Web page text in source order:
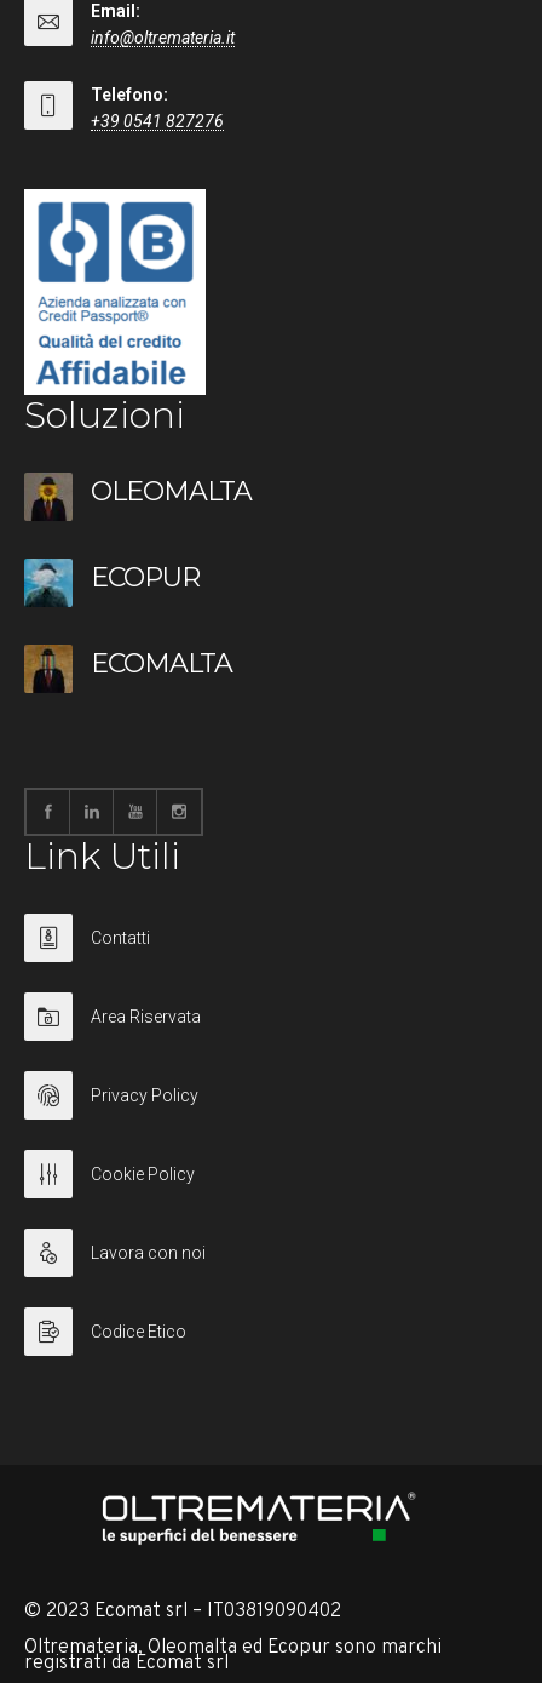
Email:
info@oltremateria.it
Telefono:
+39 0541 827276
Soluzioni
OLEOMALTA
ECOPUR
ECOMALTA
Link Utili
Contatti
Area Riservata
Privacy Policy
Cookie Policy
Lavora con noi
Codice Etico
© 2023 Ecomat srl – IT03819090402
Oltremateria, Oleomalta ed Ecopur sono marchi
registrati da Ecomat srl